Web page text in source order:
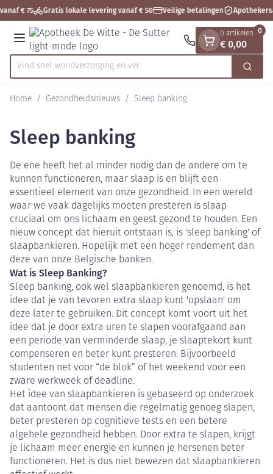
Ga naar de inhoud
1 van 1
€ 75 Gratis lokale levering vanaf € 50 Veilige betalingen
Menu
Product, merk, categorie...
Vind snel wondverzorging Zoek
0 artikelen
€ 0,00
0
Home / Gezondheidsnieuws / Sleep banking
Sleep banking
De ene heeft het al minder nodig dan de andere om te
kunnen functioneren, maar slaap is en blijft een
essentieel element van onze gezondheid. In een wereld
waar we vaak dagelijks moeten presteren is slaap
cruciaal om ons lichaam en geest gezond te houden. Een
nieuw concept dat hieruit ontstaan is, is 'sleep banking' of
slaapbankieren. Hopelijk met een hoger rendement dan
deze van onze Belgische banken.
Wat is Sleep Banking?
Sleep banking, ook wel slaapbankieren genoemd, is het
idee dat je van tevoren extra slaap kunt 'opslaan' om
deze later te gebruiken. Dit concept komt voort uit het
idee dat je door extra uren te slapen voorafgaand aan
een periode van verminderde slaap, je slaaptekort kunt
compenseren en beter kunt presteren. Bijvoorbeeld
studenten net voor “de blok” of het weekend voor een
zware werkweek of deadline.
Het idee van slaapbankieren is gebaseerd op onderzoek
dat aantoont dat mensen die regelmatig genoeg slapen,
beter presteren op cognitieve tests en een betere
algehele gezondheid hebben. Door extra te slapen, krijgt
je lichaam meer energie en kunnen je hersenen beter
functioneren. Het is dus niet bewezen dat slaapbankieren